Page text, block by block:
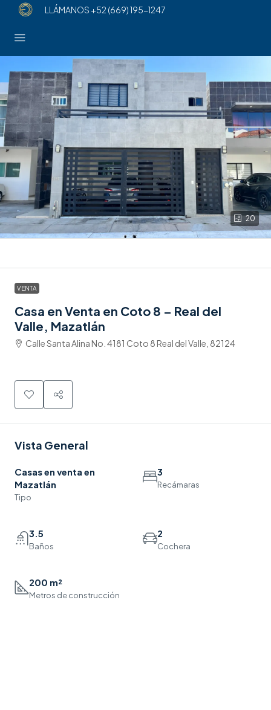
LLÁMANOS +52 (669) 195-1247
20
VENTA
Casa en Venta en Coto 8 – Real del
Valle, Mazatlán
Calle Santa Alina No. 4181 Coto 8 Real del Valle, 82124
Vista General
Casas en venta en
Mazatlán
Tipo
3
Recámaras
3.5
Baños
2
Cochera
200 m²
Metros de construcción